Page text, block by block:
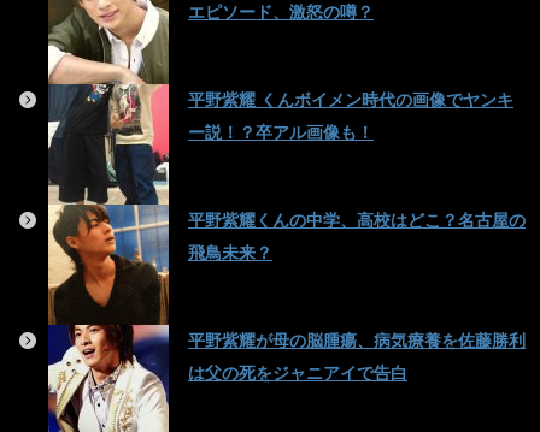
エピソード、激怒の噂？
平野紫耀 くんボイメン時代の画像でヤンキ
ー説！？卒アル画像も！
平野紫耀くんの中学、高校はどこ？名古屋の
飛鳥未来？
平野紫耀が母の脳腫瘍、病気療養を佐藤勝利
は父の死をジャニアイで告白